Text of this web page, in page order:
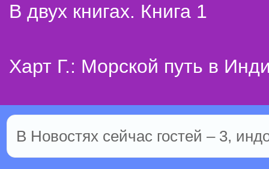
В двух книгах. Книга 1
Харт Г.: Морской путь в
В Новостях сейчас гостей – 3,